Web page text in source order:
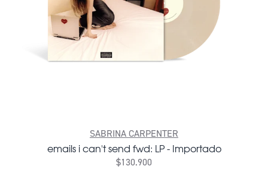
SABRINA CARPENTER
emails i can't send fwd: LP - Importado
$130.900